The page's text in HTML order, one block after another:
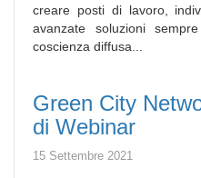
creare posti di lavoro,
avanzate soluzioni
coscienza diffusa...
Green City
di Webinar
15 Settembre 2021